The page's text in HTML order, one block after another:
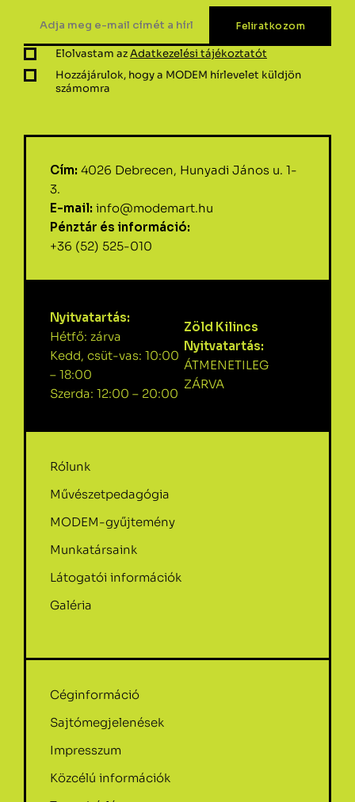
Elolvastam azAdatkezelési tájékoztatót
Hozzájárulok, hogy a MODEM hírlevelet küldjön
számomra
Cím: 4026 Debrecen, Hunyadi János u. 1-
3.
E-mail: info@modemart.hu
Pénztár és információ:
+36 (52) 525-010
Nyitvatartás:
Hétfő: zárva
Kedd, csüt-vas: 10:00
– 18:00
Szerda: 12:00 – 20:00
Zöld Kilincs
Nyitvatartás:
ÁTMENETILEG
ZÁRVA
Rólunk
Művészetpedagógia
MODEM-gyűjtemény
Munkatársaink
Látogatói információk
Galéria
Céginformáció
Sajtómegjelenések
Impresszum
Közcélú információk